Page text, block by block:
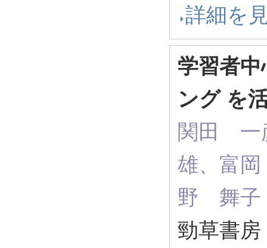
詳細を
学習者
ング を
関田 一
雄、富
野 舞子
勁草書